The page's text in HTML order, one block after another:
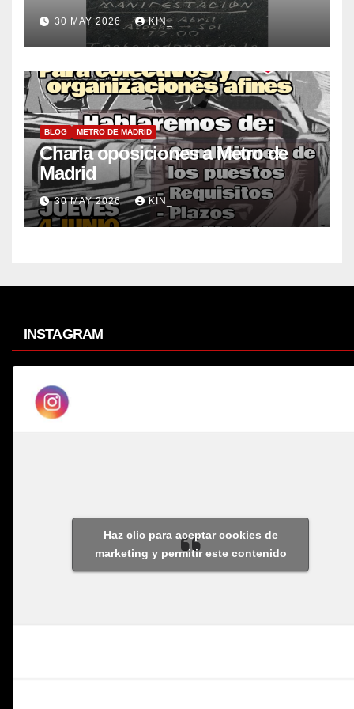
30 MAY 2026 KIN_
BLOG METRO DE MADRID
Charla oposiciones a Metro de
Madrid
30 MAY 2026 KIN_
INSTAGRAM
Haz clic para aceptar cookies de
marketing y permitir este contenido